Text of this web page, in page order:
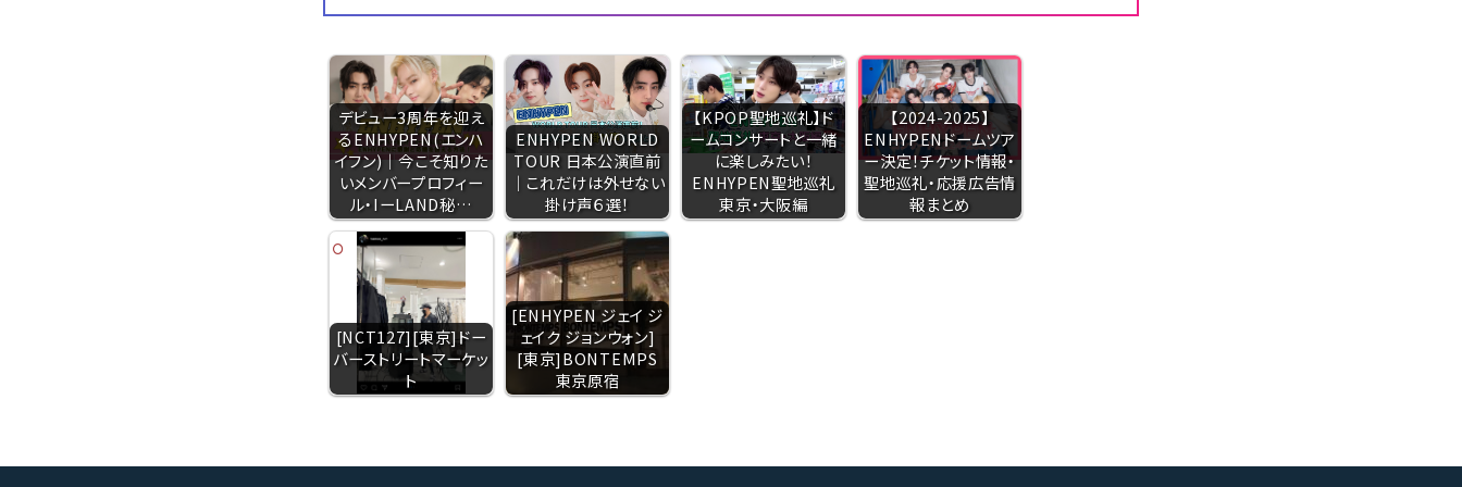
デビュー3周年を迎え
るENHYPEN(エンハ
イフン)｜今こそ知りた
いメンバープロフィー
ル・IーLAND秘…
ENHYPEN WORLD
TOUR 日本公演直前
｜これだけは外せない
掛け声６選！
【KPOP聖地巡礼】ド
ームコンサートと一緒
に楽しみたい！
ENHYPEN聖地巡礼
東京・大阪編
【2024-2025】
ENHYPENドームツア
ー決定！チケット情報・
聖地巡礼・応援広告情
報まとめ
[NCT127][東京]ドー
バーストリートマーケッ
ト
[ENHYPEN ジェイ ジ
ェイク ジョンウォン]
[東京]BONTEMPS
東京原宿